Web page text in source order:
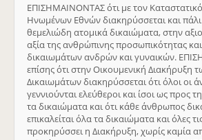
ΕΠΙΣΗΜΑΙΝΟΝΤΑΣ ότι με τον
Ηνωμένων Εθνών διακηρύσσεται και
θεμελιώδη ατομικά δικαιώματα, στην
αξία της ανθρώπινης προσωπικότητας
δικαιωμάτων ανδρών και γυναικών.
επίσης ότι στην Οικουμενική Διακήρυξη
Δικαιωμάτων διακηρύσσεται ότι όλοι οι
γεννιούνται ελεύθεροι και ίσοι ως προς
τα δικαιώματα και ότι κάθε άνθρωπος
επικαλείται όλα τα δικαιώματα και όλες
προκηρύσσει η Διακήρυξη, χωρίς καμία